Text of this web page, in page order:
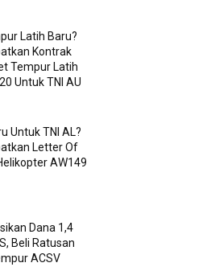
Latih Baru?
Kontrak
Tempur Latih
Untuk TNI AU
Untuk TNI AL?
Letter Of
AW149
Dana 1,4
Beli Ratusan
ACSV